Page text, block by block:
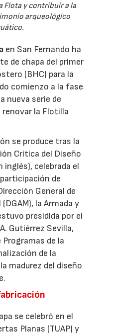
Flota y contribuir a la
arqueológico
en San Fernando ha
de chapa del primer
(BHC) para la
comienzo a la fase
nueva serie de
renovar la Flotilla
se produce tras la
Crítica del Diseño
inglés), celebrada el
de
General de
la Armada y
presidida por el
Gutiérrez Sevilla,
de la
de la
madurez del diseño
se celebró en el
Planas (TUAP) y